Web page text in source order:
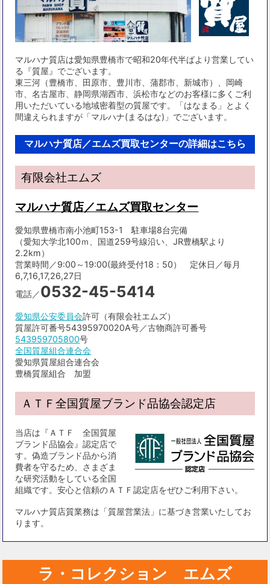
マルハナ質店は愛知県豊橋市で昭和20年代半ばより営業してい
る『質屋』でございます。
東三河（豊橋市、田原市、豊川市、蒲郡市、新城市）、岡崎
市、名古屋市、静岡県湖西市、浜松市などのお客様に多くご利
用いただいている地域密着型の質屋です。「はなまる」とよく
間違えられますが「マルハナ(まるはな)」でございます。
マルハナ質店／エムズ買取センターの詳細はこちら
有限会社エムズ
マルハナ質店／エムズ買取センター
愛知県豊橋市南小池町153-1 駐車場8台完備
（愛知大学北100ｍ、国道259号線沿い、JR豊橋駅より
2.2km）
営業時間／9:00～19:00(最終受付18：50） 定休日／毎月
6,7,16,17,26,27日
電話／0532-45-5414
愛知県公安委員会許可（有限会社エムズ）
質屋許可番号54395970020A号／古物商許可番号
543959705800号
全国質屋組合連合会
愛知県質屋組合連合会
豊橋質屋組合 加盟
ＡＴＦ全国質屋ブランド品協会認定店
当店は『ＡＴＦ 全国質屋
ブランド品協会』認定店で
す。偽造ブランド品から消
費者を守るため、さまざま
な研究活動をしている全国
組織です。安心と信頼のＡＴＦ認定店をぜひご利用下さい。
マルハナ質店質業務は「質屋営業法」に基づき営業いたしてお
ります。
ラ・コレクション エムズ